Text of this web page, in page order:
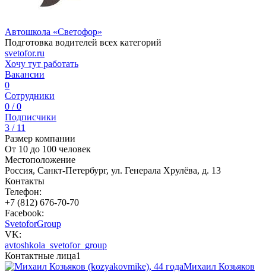
Автошкола «Светофор»
Подготовка водителей всех категорий
svetofor.ru
Хочу тут работать
Вакансии
0
Сотрудники
0 / 0
Подписчики
3 / 11
Размер компании
От 10 до 100 человек
Местоположение
Россия, Санкт-Петербург, ул. Генерала Хрулёва, д. 13
Контакты
Телефон:
+7 (812) 676-70-70
Facebook:
SvetoforGroup
VK:
avtoshkola_svetofor_group
Контактные лица1
Михаил Козьяков